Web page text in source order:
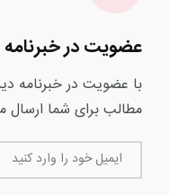
عضویت در خبرنامه
با عضویت در خبرنامه
مطالب برای شما
ایمیل خود را وارد کنید